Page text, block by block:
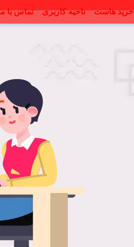
خرید هاست ناحیه کاربری تماس با